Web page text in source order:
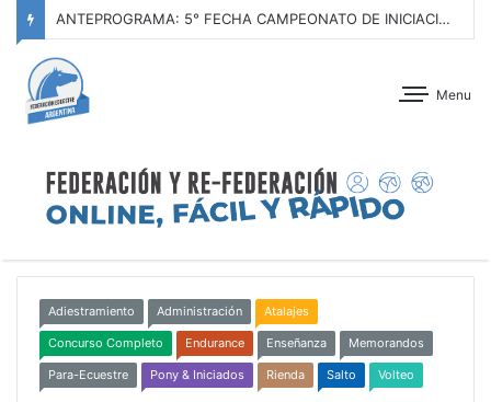
ANTEPROGRAMA: 5° FECHA CAMPEONATO DE INICIACIÓN A LA ACTIVIDAD ECUESTRE ZONA METROPOLITANA SUR – CLUB HÍPICO LA PLATA – 23 DE AGOSTO 2026
Menu
Adiestramiento Administración Atalajes
Concurso Completo Endurance Enseñanza Memorandos
Para-Ecuestre Pony & Iniciados Rienda Salto Volteo